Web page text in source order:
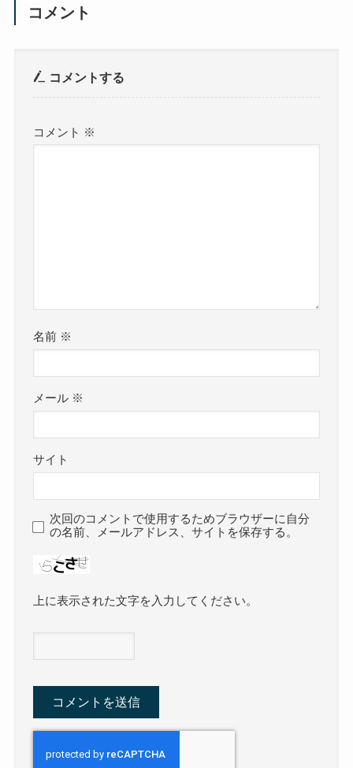
コメント
コメントする
コメント ※
名前 ※
メール ※
サイト
次回のコメントで使用するためブラウザーに自分
の名前、メールアドレス、サイトを保存する。
上に表示された文字を入力してください。